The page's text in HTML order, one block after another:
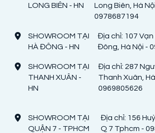
LONG BIÊN - HN
Long Biên, Hà
0978687194
SHOWROOM TẠI
HÀ ĐÔNG - HN
Địa chỉ: 107 Vạn
Đông, Hà Nội -
SHOWROOM TẠI
THANH XUÂN -
HN
Địa chỉ: 287
Thanh Xuân,
0969805626
SHOWROOM TẠI
QUẬN 7 - TPHCM
Địa chỉ: 156
Q 7 Tphcm -